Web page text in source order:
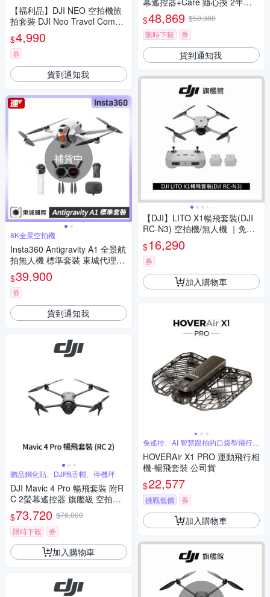
【福利品】DJI NEO 空拍機旅
拍套裝 DJI Neo Travel Combo
原廠公司貨
$4,990
券
貨到通知我
補貨中
8K全景空拍機
Insta360 Antigravity A1 全景航
拍無人機 標準套裝 東城代理公
司貨
$39,900
券
貨到通知我
贈品鋼化貼、DJI鴨舌帽、停機坪
DJI Mavic 4 Pro 暢飛套裝 附R
C 2螢幕遙控器 旗艦級 空拍機
(聯強公司貨)
$73,720 $76,000
限時下殺
券
加入購物車
(聯強公司貨)
$48,869 $50,380
限時下殺
券
貨到通知我
【DJI】LITO X1暢飛套裝(DJI
RC-N3) 空拍機/無人機 ｜免註
冊｜全向避障
$16,290
券
加入購物車
免遙控、AI 智慧跟拍的口袋型飛行相
機
HOVERAir X1 PRO 運動飛行相
機-暢飛套裝 公司貨
$22,577
挑戰低價 券
加入購物車